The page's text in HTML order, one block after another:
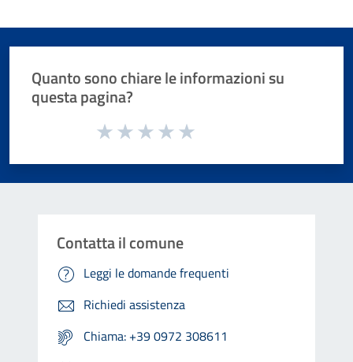
Quanto sono chiare le informazioni su
questa pagina?
Valuta da 1 a 5 stelle la pagina
Contatta il comune
Leggi le domande frequenti
Richiedi assistenza
Chiama: +39 0972 308611